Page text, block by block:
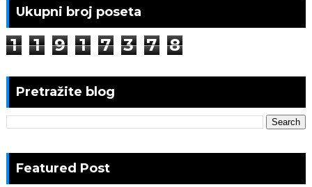
Ukupni broj poseta
1 1 9 1 7 3 7 8
Pretražite blog
Featured Post